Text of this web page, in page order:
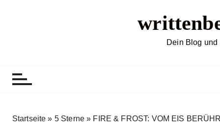
Dein Blog und
Startseite » 5 Sterne» FIRE & FROST: VOM EIS